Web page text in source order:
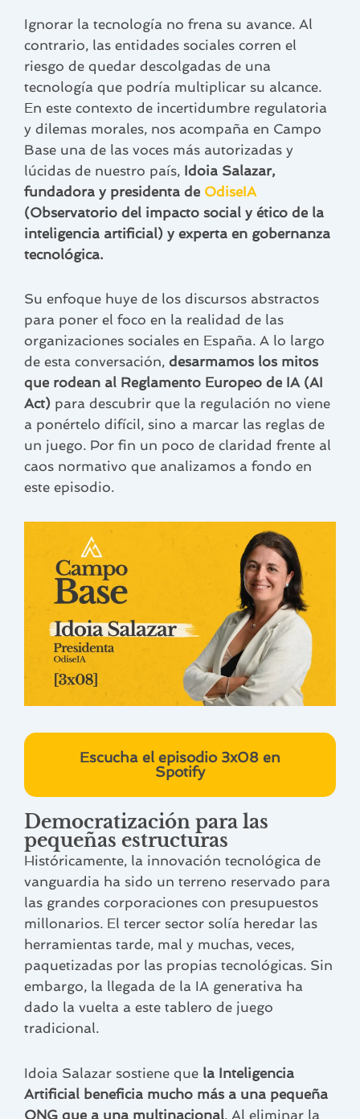
Ignorar la tecnología no frena su avance. Al
contrario, las entidades sociales corren el
riesgo de quedar descolgadas de una
tecnología que podría multiplicar su alcance.
En este contexto de incertidumbre regulatoria
y dilemas morales, nos acompaña en Campo
Base una de las voces más autorizadas y
lúcidas de nuestro país, Idoia Salazar,
fundadora y presidenta de OdiseIA
(Observatorio del impacto social y ético de la
inteligencia artificial) y experta en gobernanza
tecnológica.
Su enfoque huye de los discursos abstractos
para poner el foco en la realidad de las
organizaciones sociales en España. A lo largo
de esta conversación,desarmamos los mitos
que rodean al Reglamento Europeo de IA (AI
Act) para descubrir que la regulación no viene
a ponértelo difícil, sino a marcar las reglas de
un juego. Por fin un poco de claridad frente al
caos normativo que analizamos a fondo en
este episodio.
Escucha el episodio 3x08 en
Spotify
Democratización para las
pequeñas estructuras
Históricamente, la innovación tecnológica de
vanguardia ha sido un terreno reservado para
las grandes corporaciones con presupuestos
millonarios. El tercer sector solía heredar las
herramientas tarde, mal y muchas, veces,
paquetizadas por las propias tecnológicas. Sin
embargo, la llegada de la IA generativa ha
dado la vuelta a este tablero de juego
tradicional.
Idoia Salazar sostiene que la Inteligencia
Artificial beneficia mucho más a una pequeña
ONG que a una multinacional. Al eliminar la